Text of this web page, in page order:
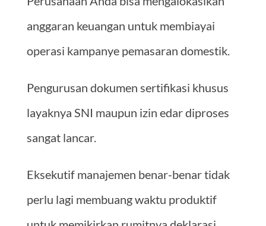
anggaran keuangan untuk membiayai
operasi kampanye pemasaran domestik.
Pengurusan dokumen sertifikasi khusus
layaknya SNI maupun izin edar diproses
sangat lancar.
Eksekutif manajemen benar-benar tidak
perlu lagi membuang waktu produktif